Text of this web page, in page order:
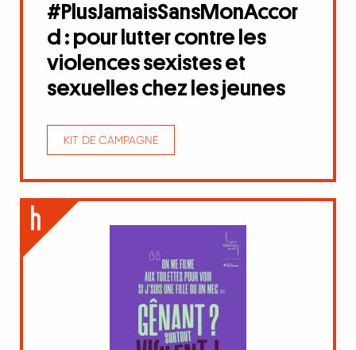
#PlusJamaisSansMonAccor
d : pour lutter contre les
violences sexistes et
sexuelles chez les jeunes
KIT DE CAMPAGNE